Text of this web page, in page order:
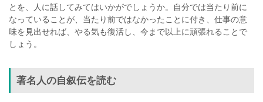
とを、人に話してみてはいかがでしょうか。自分では当たり前に
なっていることが、当たり前ではなかったことに付き、仕事の意
味を見出せれば、やる気も復活し、今まで以上に頑張れることで
しょう。
著名人の自叙伝を読む